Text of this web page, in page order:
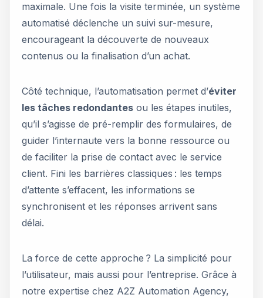
maximale. Une fois la visite terminée, un système
automatisé déclenche un suivi sur-mesure,
encourageant la découverte de nouveaux
contenus ou la finalisation d’un achat.
Côté technique, l’automatisation permet d’éviter
les tâches redondantes ou les étapes inutiles,
qu’il s’agisse de pré-remplir des formulaires, de
guider l’internaute vers la bonne ressource ou
de faciliter la prise de contact avec le service
client. Fini les barrières classiques : les temps
d’attente s’effacent, les informations se
synchronisent et les réponses arrivent sans
délai.
La force de cette approche ? La simplicité pour
l’utilisateur, mais aussi pour l’entreprise. Grâce à
notre expertise chez A2Z Automation Agency,